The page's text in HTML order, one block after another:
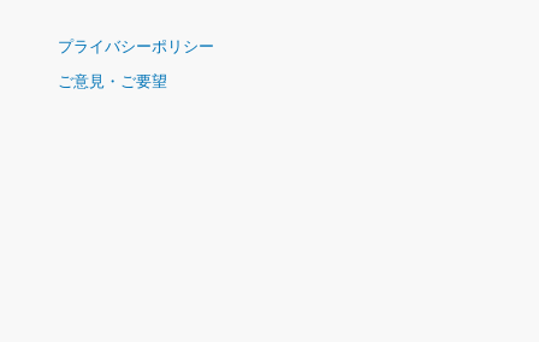
ナ
ゲ
プライバシーポリシー
ご意見・ご要望